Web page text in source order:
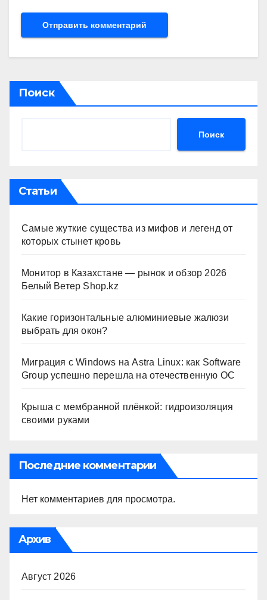
Поиск
Поиск
Статьи
Самые жуткие существа из мифов и легенд от
которых стынет кровь
Монитор в Казахстане — рынок и обзор 2026
Белый Ветер Shop.kz
Какие горизонтальные алюминиевые жалюзи
выбрать для окон?
Миграция с Windows на Astra Linux: как Software
Group успешно перешла на отечественную ОС
Крыша с мембранной плёнкой: гидроизоляция
своими руками
Последние комментарии
Нет комментариев для просмотра.
Архив
Август 2026